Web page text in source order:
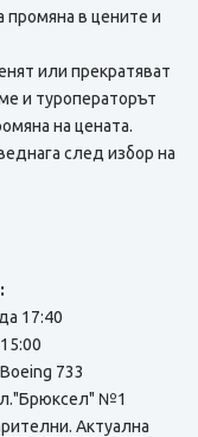
промяна в цените и
или прекратяват
и туроператорът
на цената.
след избор на
17:40
733
№1
Актуална